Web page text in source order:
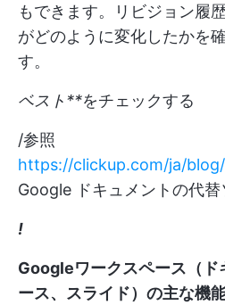
もできます。リビジョン履
がどのように変化したかを
す。
ベスト**をチェックする
/参照
https://clickup.com/ja/
Google ドキュメントの代
!
Googleワークスペース（ド
ース、スライド）の主な機